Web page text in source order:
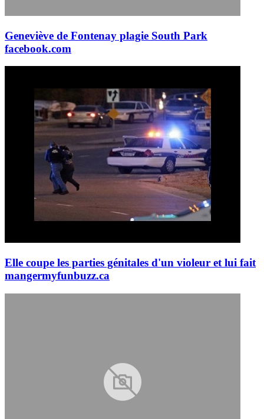
Geneviève de Fontenay plagie South Park
facebook.com
Elle coupe les parties génitales d'un violeur et lui fait
mangermyfunbuzz.ca